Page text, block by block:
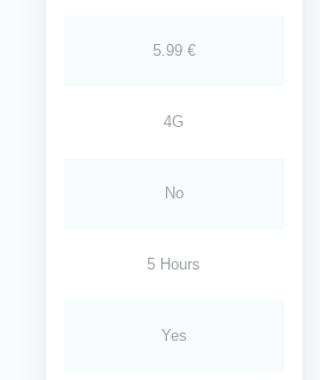
5.99 €
4G
No
5 Hours
Yes